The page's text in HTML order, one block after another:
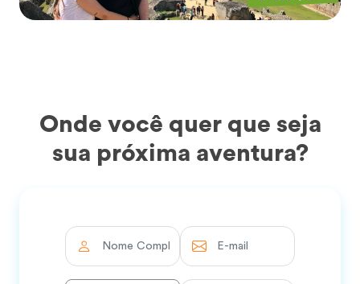
Onde você quer que seja
sua próxima aventura?